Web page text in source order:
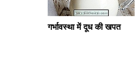
गर्भावस्था में दूध की खपत